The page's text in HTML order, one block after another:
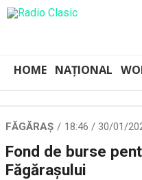
HOME NAȚIONAL
FĂGĂRAȘ 18:46 / 30/01/
Fond de burse
Făgărașului